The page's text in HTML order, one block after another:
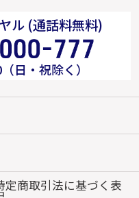
ル (通話料無料)
日・祝除く）
定商取引法に基づく表